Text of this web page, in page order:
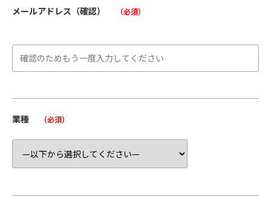
メールアドレス（確認） （必須）
業種 （必須）